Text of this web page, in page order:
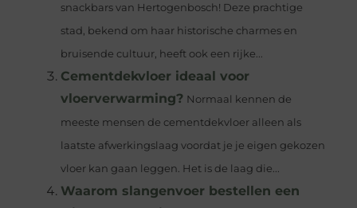
snackbars van Hertogenbosch! Deze prachtige
stad, bekend om haar historische charmes en
bruisende cultuur, heeft ook een rijke...
Cementdekvloer ideaal voor
vloerverwarming? Normaal kennen de
meeste mensen de cementdekvloer alleen als
laatste afwerkingslaag voordat je je eigen gekozen
vloer kan gaan leggen. Het is de laag die...
Waarom slangenvoer bestellen een